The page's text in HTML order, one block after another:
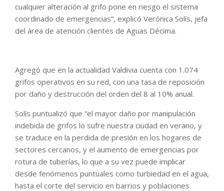
cualquier alteración al grifo pone en riesgo el sistema
coordinado de emergencias”, explicó Verónica Solís, jefa
del área de atención clientes de Aguas Décima.
Agregó que en la actualidad Valdivia cuenta con 1.074
grifos operativos en su red, con una tasa de reposición
por daño y destrucción del orden del 8 al 10% anual.
Solís puntualizó que “el mayor daño por manipulación
indebida de grifos lo sufre nuestra ciudad en verano, y
se traduce en la perdida de presión en los hogares de
sectores cercanos, y el aumento de emergencias por
rotura de tuberías, lo que a su vez puede implicar
desde fenómenos puntuales como turbiedad en el agua,
hasta el corte del servicio en barrios y poblaciones